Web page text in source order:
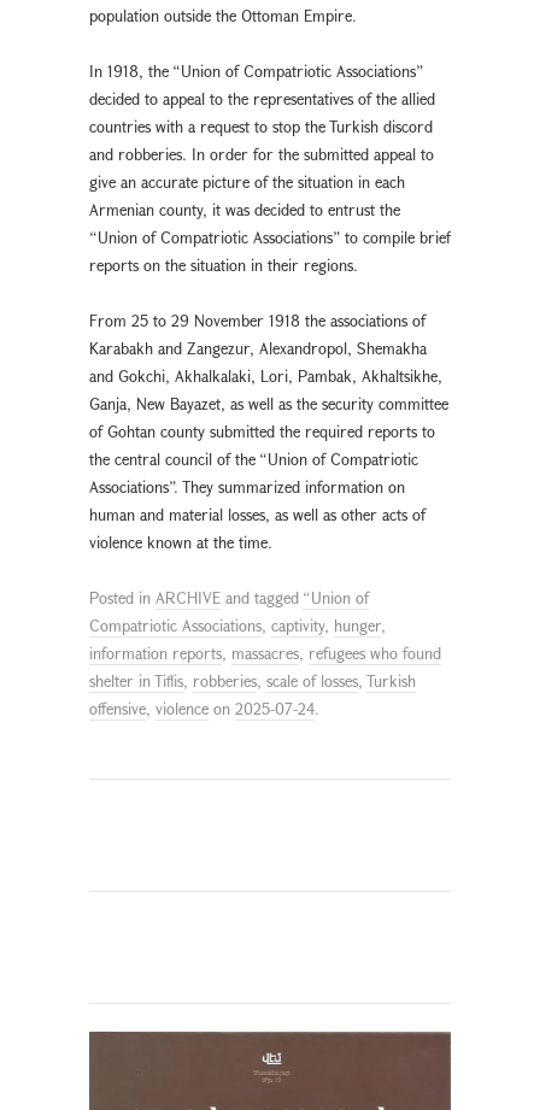
population outside the Ottoman Empire.
In 1918, the “Union of Compatriotic Associations”
decided to appeal to the representatives of the allied
countries with a request to stop the Turkish discord
and robberies. In order for the submitted appeal to
give an accurate picture of the situation in each
Armenian county, it was decided to entrust the
“Union of Compatriotic Associations” to compile brief
reports on the situation in their regions.
From 25 to 29 November 1918 the associations of
Karabakh and Zangezur, Alexandropol, Shemakha
and Gokchi, Akhalkalaki, Lori, Pambak, Akhaltsikhe,
Ganja, New Bayazet, as well as the security committee
of Gohtan county submitted the required reports to
the central council of the “Union of Compatriotic
Associations”. They summarized information on
human and material losses, as well as other acts of
violence known at the time.
Posted in ARCHIVE and tagged “Union of
Compatriotic Associations, captivity, hunger,
information reports, massacres, refugees who found
shelter in Tiflis, robberies, scale of losses, Turkish
offensive, violence on 2025-07-24.